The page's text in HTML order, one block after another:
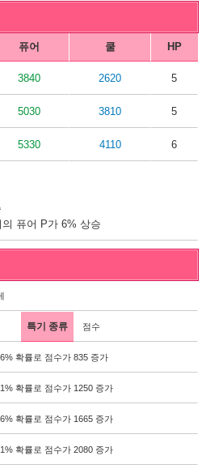
퓨어 쿨 HP
3840 2620 5
5030 3810 5
5330 4110 6
퓨어 P가 6% 상승
특기 종류 점수
확률로 점수가 835 증가
확률로 점수가 1250 증가
확률로 점수가 1665 증가
확률로 점수가 2080 증가